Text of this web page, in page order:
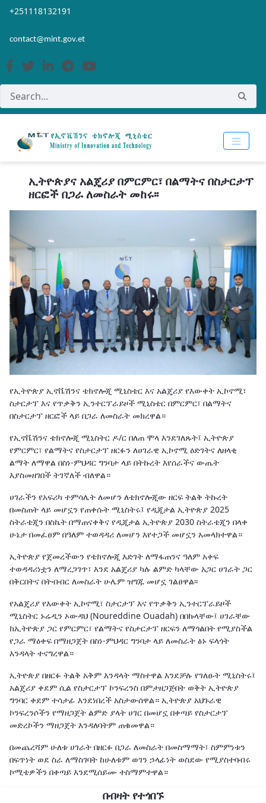
Skip to Main Content
Open Accessibility Menu
+251118132191
contact@mint.gov.et
ኢትዮጵያና አልጄሪያ በምርምር፣ በልማትና በስታርታፕ
ዘርፎች በጋራ ለመስራት መከሩ፡፡
የኢትዮጵያ ኢኖቬሽንና ቴክኖሎጂ ሚኒስቴር እና አልጄሪያ የእውቀት ኢኮኖሚ፣
ስታርታፕ እና የጥቃቅን ኢንተርፕራይዞች ሚኒስቴር በምርምር፣ በልማትና
በስታርታፕ ዘርፎች ላይ በጋራ ለመስራት መክረዋል።
የኢኖቬሽንና ቴክኖሎጂ ሚኒስትር ዶ/ር በለጠ ሞላ እንደገለጹት፤ ኢትዮጵያ
የምርምር፣ የልማትና የስታርታፕ ዘርፉን ለሀገራዊ ኢኮኖሚ ዕድገትና ለዘላቂ
ልማት ለማዋል በስነ-ምህዳር ግንባታ ላይ በትኩረት እየሰራችና ውጤት
እያስመዘገበች ትገኛለች ብለዋል።
ሀገራችን የአፍሪካ ተምሳሌት ለመሆን ለቴክኖሎጂው ዘርፍ ትልቅ ትኩረት
በመስጠት ላይ መሆኗን የጠቀሱት ሚኒስትሩ፤ የዲጂታል ኢትዮጵያ 2025
ስትራቴጂን በስኬት በማጠናቀቅና የዲጂታል ኢትዮጵያ 2030 ስትራቴጂን በላቀ
ሁኔታ በመፈፀም በዓለም ተወዳዳሪ ለመሆን እየተጋች መሆኗን አመላክተዋል።
ኢትዮጵያ የጀመረችውን የቴክኖሎጂ እድገት ለማፋጠንና ዓለም አቀፍ
ተወዳዳሪነቷን ለማረጋገጥ፣ እንደ አልጄሪያ ካሉ ልምድ ካላቸው አጋር ሀገራት ጋር
በቅርበትና በትብብር ለመስራት ሁሌም ዝግጁ መሆኗ ገልፀዋል፡፡
የአልጄሪያ የእውቀት ኢኮኖሚ፣ ስታርታፕ እና የጥቃቅን ኢንተርፕራይዞች
ሚኒስትር ኑሬዲን ኦውዳህ (Noureddine Ouadah) በበኩላቸው፤ ሀገራቸው
ከኢትዮጵያ ጋር የምርምር፣ የልማትና የስታርታፕ ዘርፍን ለማጎልበት የሚያስችል
የጋራ ማዕቀፍ በማዘጋጀት በስነ-ምህዳር ግንባታ ላይ ለመስራት ፅኑ ፍላጎት
እንዳላት ተናግረዋል።
ኢትዮጵያ በዘርፉ ትልቅ አቅም እንዳላት ማስተዋል እንደቻሉ የገለፁት ሚኒስትሩ፤
አልጄሪያ ቀደም ሲል የስታርታፕ ኮንፍረንስ በምታዘጋጅበት ወቅት ኢትዮጵያ
ግንባር ቀደም ተሳታፊ እንደነበረች አስታውሰዋል። ኢትዮጵያ አህጉራዊ
ኮንፍረንሶችን የማዘጋጀት ልምድ ያላት ሀገር በመሆኗ በቀጣይ የስታርታፕ
መድረኮችን ማዘጋጀት እንዳለባትም ጠቁመዋል።
በመጨረሻም ሁለቱ ሀገራት በዘርፉ በጋራ ለመስራት በመስማማት፣ ስምምነቱን
በፍጥነት ወደ ስራ ለማስገባት ከሁለቱም ወገን ኃላፊነት ወስደው የሚያስተባብሩ
ኮሚቴዎችን በቀጣይ እንደሚሰይሙ ተስማምተዋል።
በብዛት የተጎበኙ